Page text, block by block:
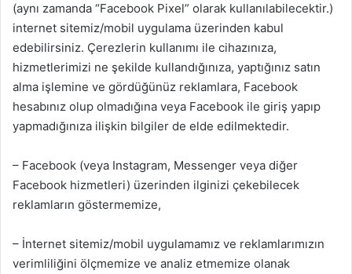
(aynı zamanda “Facebook Pixel” olarak kullanılabilecektir.)
internet sitemiz/mobil uygulama üzerinden kabul
edebilirsiniz. Çerezlerin kullanımı ile cihazınıza,
hizmetlerimizi ne şekilde kullandığınıza, yaptığınız satın
alma işlemine ve gördüğünüz reklamlara, Facebook
hesabınız olup olmadığına veya Facebook ile giriş yapıp
yapmadığınıza ilişkin bilgiler de elde edilmektedir.
– Facebook (veya Instagram, Messenger veya diğer
Facebook hizmetleri) üzerinden ilginizi çekebilecek
reklamların göstermemize,
– İnternet sitemiz/mobil uygulamamız ve reklamlarımızın
verimliliğini ölçmemize ve analiz etmemize olanak